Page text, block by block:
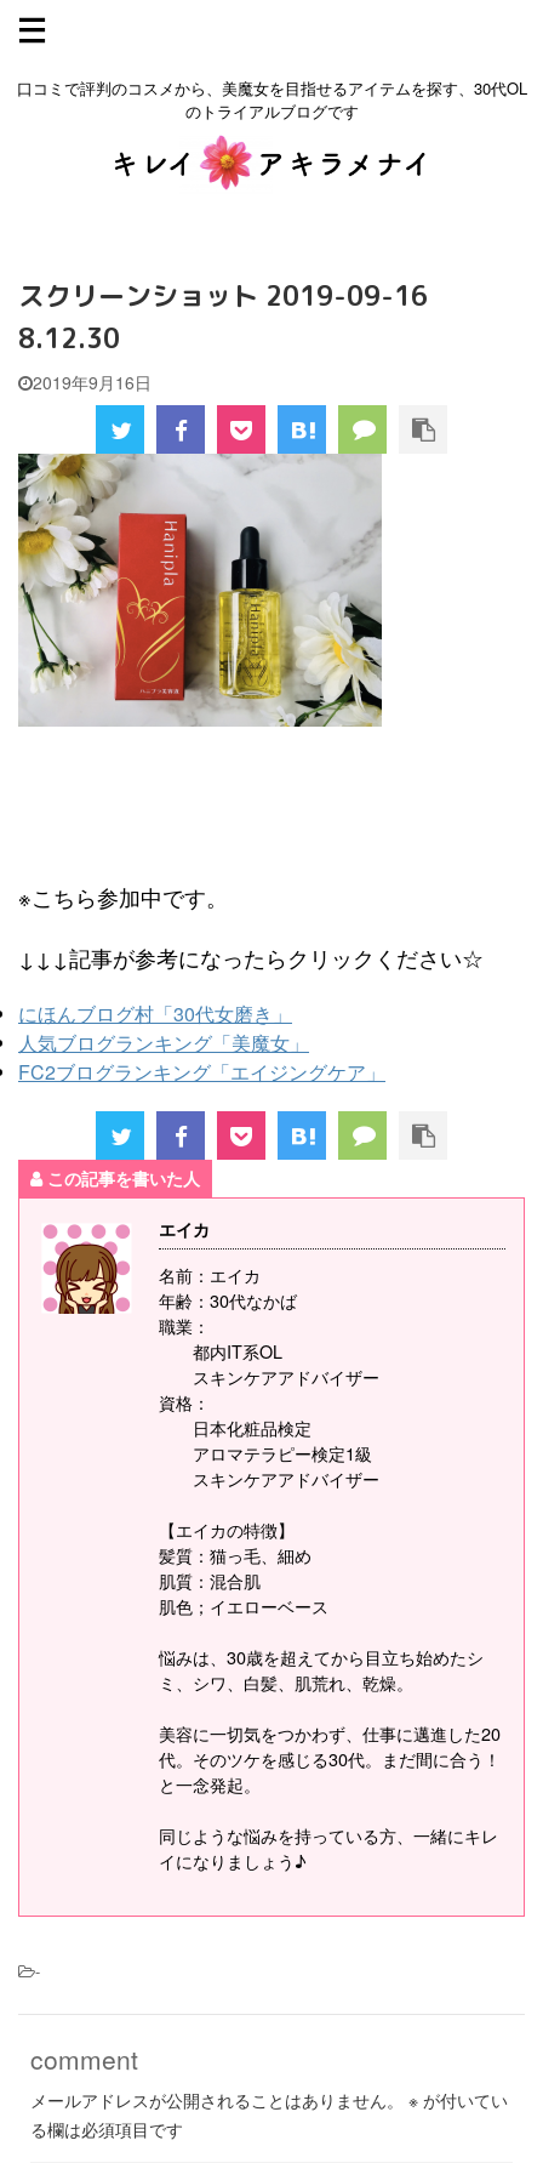
口コミで評判のコスメから、美魔女を目指せるアイテムを探す、30代OL
のトライアルブログです
スクリーンショット 2019-09-16
8.12.30
2019年9月16日
※こちら参加中です。
↓↓↓記事が参考になったらクリックください☆
にほんブログ村「30代女磨き」
人気ブログランキング「美魔女」
FC2ブログランキング「エイジングケア」
この記事を書いた人
エイカ
名前：エイカ
年齢：30代なかば
職業：
都内IT系OL
スキンケアアドバイザー
資格：
日本化粧品検定
アロマテラピー検定1級
スキンケアアドバイザー
【エイカの特徴】
髪質：猫っ毛、細め
肌質：混合肌
肌色；イエローベース
悩みは、30歳を超えてから目立ち始めたシ
ミ、シワ、白髪、肌荒れ、乾燥。
美容に一切気をつかわず、仕事に邁進した20
代。そのツケを感じる30代。まだ間に合う！
と一念発起。
同じような悩みを持っている方、一緒にキレ
イになりましょう♪
-
comment
メールアドレスが公開されることはありません。 ※ が付いてい
る欄は必須項目です